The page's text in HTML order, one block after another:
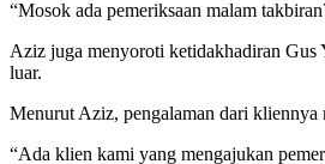
“Mosok ada pemeriksaan malam
Aziz juga menyoroti ketidakhadiran Gus
luar.
Menurut Aziz, pengalaman dari kliennya
“Ada klien kami yang mengajukan